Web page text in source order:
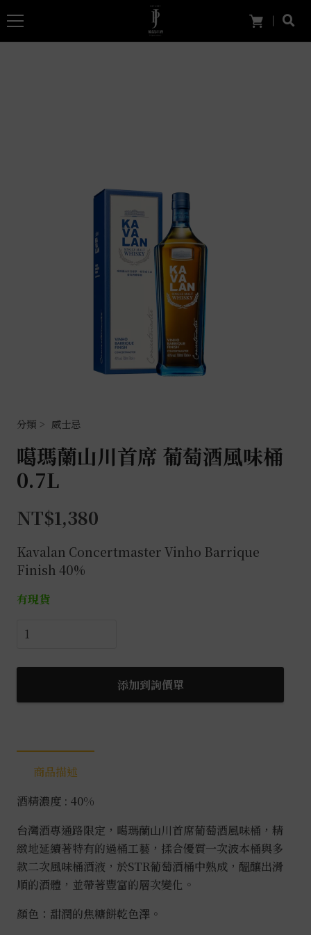
威士忌
噶瑪蘭山川首席 葡萄酒風味桶
0.7L
NT$1,380
Kavalan Concertmaster Vinho Barrique
Finish 40%
有現貨
噶
蘭
川
葡
風
味
桶
0.7L
數
添加到詢價單
商品描述
酒精濃度 : 40%
台灣酒專通路限定，噶瑪蘭山川首席葡萄酒風味桶，精
緻地延續著特有的過桶工藝，揉合優質一次波本桶與多
款二次風味桶酒液，於STR葡萄酒桶中熟成，醞釀出滑
順的酒體，並帶著豐富的層次變化。
顏色：甜潤的焦糖餅乾色澤。